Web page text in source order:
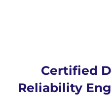
Certified
Reliability